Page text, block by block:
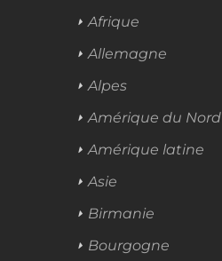
Afrique
Allemagne
Alpes
Amérique du Nord
Amérique latine
Asie
Birmanie
Bourgogne